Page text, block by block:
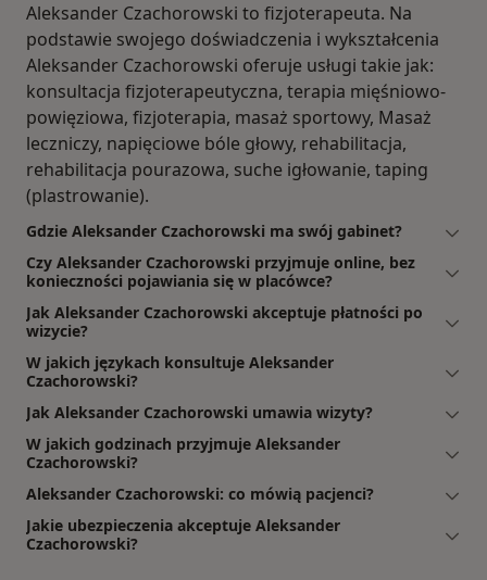
Aleksander Czachorowski to fizjoterapeuta. Na
podstawie swojego doświadczenia i wykształcenia
Aleksander Czachorowski oferuje usługi takie jak:
konsultacja fizjoterapeutyczna, terapia mięśniowo-
powięziowa, fizjoterapia, masaż sportowy, Masaż
leczniczy, napięciowe bóle głowy, rehabilitacja,
rehabilitacja pourazowa, suche igłowanie, taping
(plastrowanie).
Gdzie Aleksander Czachorowski ma swój gabinet?
Czy Aleksander Czachorowski przyjmuje online, bez
konieczności pojawiania się w placówce?
Jak Aleksander Czachorowski akceptuje płatności po
wizycie?
W jakich językach konsultuje Aleksander
Czachorowski?
Jak Aleksander Czachorowski umawia wizyty?
W jakich godzinach przyjmuje Aleksander
Czachorowski?
Aleksander Czachorowski: co mówią pacjenci?
Jakie ubezpieczenia akceptuje Aleksander
Czachorowski?